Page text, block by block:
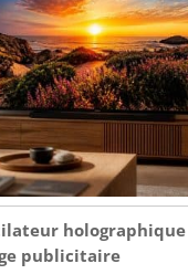
holographique
publicitaire